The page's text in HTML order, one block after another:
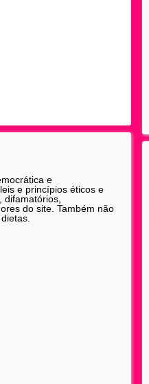
e
e princípios éticos e
difamatórios,
do site. Também não